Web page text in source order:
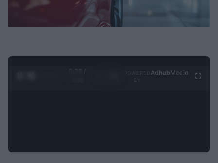
0:29 /
Ad hubMedia